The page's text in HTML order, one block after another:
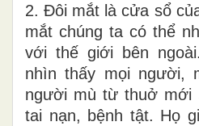
2. Đôi mắt là cửa sổ
mắt chúng ta có thể
với thế giới bên
nhìn thấy mọi người,
người mù từ thuở mới
tai nạn, bệnh tật. Họ